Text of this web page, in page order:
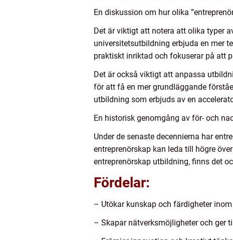
En diskussion om hur olika
Det är viktigt att notera att olika typer
universitetsutbildning erbjuda en mer
praktiskt inriktad och fokuserar på att
Det är också viktigt att anpassa
för att få en mer grundläggande
utbildning som erbjuds av en
En historisk genomgång av för- och
Under de senaste decennierna har
entreprenörskap kan leda till högre
entreprenörskap utbildning, finns det
Fördelar:
– Utökar kunskap och färdigheter
– Skapar nätverksmöjligheter och ger